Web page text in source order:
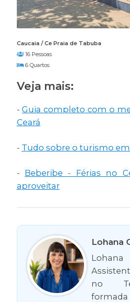
Caucaia / Ce Praia de Tabuba
16 Pessoas
6 Quartos
Veja mais:
-Guia completo com o
Ceará
- Tudo sobre o turismo em
- Beberibe - Férias no
aproveitar
Lohana
no